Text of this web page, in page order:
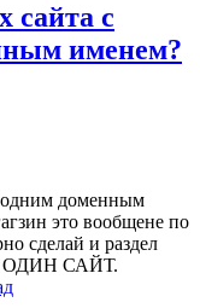
сайта с
именем?
одним доменным
это вообщене по
сделай и раздел
ОДИН САЙТ.